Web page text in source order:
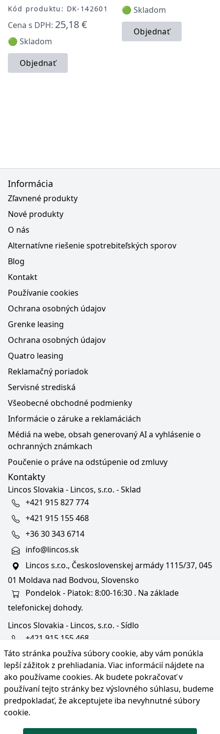
Kód produktu: DK-142601
Cena s DPH: 25,18 €
🟢 Skladom
Objednať
🟢 Skladom
Objednať
Táto stránka používa súbory cookie, aby vám ponúkla
lepší zážitok z prehliadania. Viac informácií nájdete na
ako používame cookies. Ak budete pokračovať v
používaní tejto stránky bez výslovného súhlasu, budeme
predpokladať, že akceptujete iba nevyhnutné súbory
cookie.
Informácia
Zľavnené produkty
Nové produkty
O nás
Alternatívne riešenie spotrebiteľských sporov
Blog
Kontakt
Používanie cookies
Ochrana osobných údajov
Grenke leasing
Ochrana osobných údajov
Quatro leasing
Reklamačný poriadok
Servisné strediská
Všeobecné obchodné podmienky
Informácie o záruke a reklamáciách
Médiá na webe, obsah generovaný AI a vyhlásenie o
ochranných známkach
Poučenie o práve na odstúpenie od zmluvy
Kontakty
Lincos Slovakia - Lincos, s.r.o. - Sklad
+421 915 827 774
+421 915 155 468
+36 30 343 6714
info@lincos.sk
Lincos s.r.o., Československej armády 1115/37, 045
01 Moldava nad Bodvou, Slovensko
Pondelok - Piatok: 8:00-16:30 . Na základe
telefonickej dohody.
Lincos Slovakia - Lincos, s.r.o. - Sídlo
+421 915 155 468
+36/30 343 6714
bratislava@lincos.sk
Lincos s.r.o., Rustaveliho 4, 831 06 Bratislava - m. č.
Rača, Slovensko
Iba sídlo firmy